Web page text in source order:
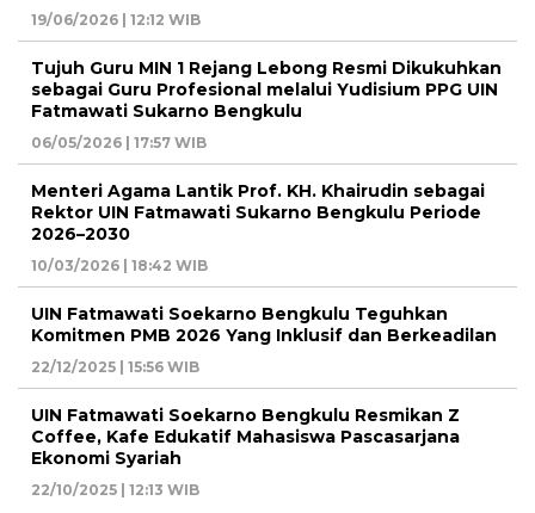
19/06/2026 | 12:12 WIB
Tujuh Guru MIN 1 Rejang Lebong Resmi Dikukuhkan
sebagai Guru Profesional melalui Yudisium PPG UIN
Fatmawati Sukarno Bengkulu
06/05/2026 | 17:57 WIB
Menteri Agama Lantik Prof. KH. Khairudin sebagai
Rektor UIN Fatmawati Sukarno Bengkulu Periode
2026–2030
10/03/2026 | 18:42 WIB
UIN Fatmawati Soekarno Bengkulu Teguhkan
Komitmen PMB 2026 Yang Inklusif dan Berkeadilan
22/12/2025 | 15:56 WIB
UIN Fatmawati Soekarno Bengkulu Resmikan Z
Coffee, Kafe Edukatif Mahasiswa Pascasarjana
Ekonomi Syariah
22/10/2025 | 12:13 WIB